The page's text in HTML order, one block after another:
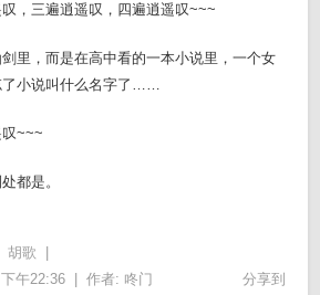
，三遍逍遥叹，四遍逍遥叹~~~
里，而是在高中看的一本小说里，一个女
了小说叫什么名字了……
~~~
都是。
胡歌
下午22:36 |作者: 咚门 分享到